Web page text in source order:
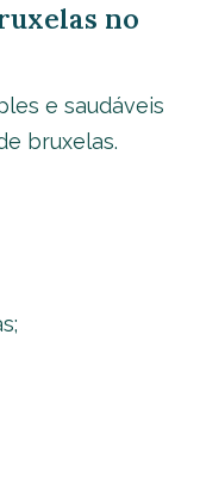
no
e saudáveis
bruxelas.